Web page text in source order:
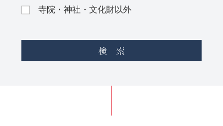
寺院・神社・文化財以外
検 索